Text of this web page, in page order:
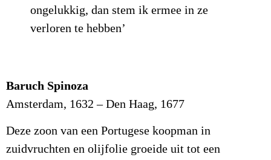
ongelukkig, dan stem ik ermee in ze
verloren te hebben’
Baruch Spinoza
Amsterdam, 1632 – Den Haag, 1677
Deze zoon van een Portugese koopman in
zuidvruchten en olijfolie groeide uit tot een